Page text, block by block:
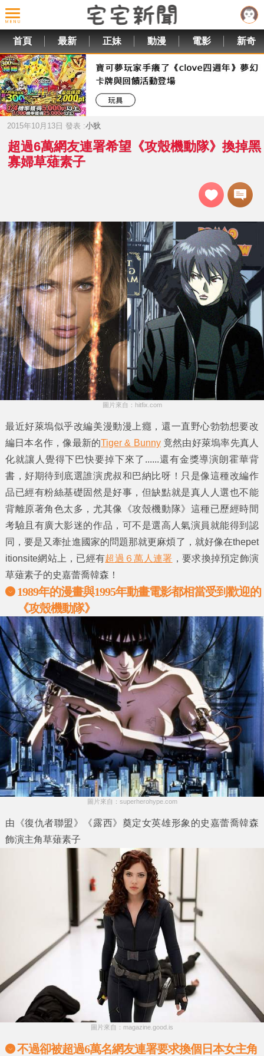
首頁 最新 正妹 動漫 電影 新奇
2015年10月13日 發表 :小狄
超過6萬網友連署希望《攻殼機動隊》換掉黑
寡婦草薙素子
圖片來自：hitfix.com
最近好萊塢似乎改編美漫動漫上癮，還一直野心勃勃想要改
編日本名作，像最新的Tiger & Bunny竟然由好萊塢率先真人
化就讓人覺得下巴快要掉下來了......還有金獎導演朗霍華背
書，好期待到底選誰演虎叔和巴納比呀！只是像這種改編作
品已經有粉絲基礎固然是好事，但缺點就是真人人選也不能
背離原著角色太多，尤其像《攻殼機動隊》這種已歷經時間
考驗且有廣大影迷的作品，可不是選高人氣演員就能得到認
同，要是又牽扯進國家的問題那就更麻煩了，就好像在thepet
itionsite網站上，已經有超過６萬人連署 ，要求換掉預定飾演
草薙素子的史嘉蕾喬韓森！
1989年的漫畫與1995年動畫電影都相當受到歡迎的
《攻殼機動隊》
圖片來自：superherohype.com
由《復仇者聯盟》《露西》奠定女英雄形象的史嘉蕾喬韓森
飾演主角草薙素子
圖片來自：magazine.good.is
不過卻被超過6萬名網友連署要求換個日本女主角